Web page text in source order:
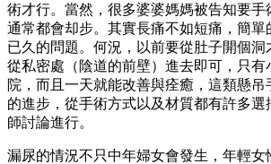
術才行。當然，很多婆婆媽媽被告知要手
通常都會却步。其實長痛不如短痛，簡單
已久的問題。何況，以前要從肚子開個洞
從私密處（陰道的前壁）進去即可，只有
院，而且一天就能改善與痊癒，這類懸吊
的進步，從手術方式以及材質都有許多
師討論進行。
漏尿的情況不只中年婦女會發生，年輕女